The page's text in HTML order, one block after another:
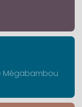
Mégabambou